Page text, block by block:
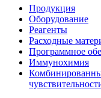
Продукция
Оборудование
Реагенты
Расходные
Программное
Иммунохимия